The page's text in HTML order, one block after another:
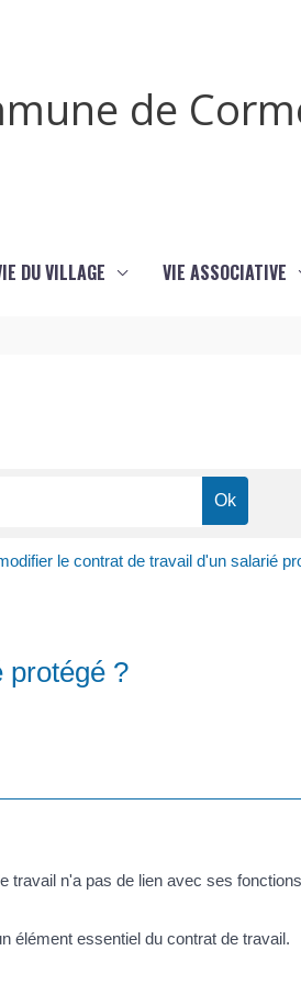
de
DU VILLAGE VIE ASSOCIATIVE
le contrat de travail d'un salarié
protégé ?
n'a pas de lien avec ses
élément essentiel du contrat de travail.